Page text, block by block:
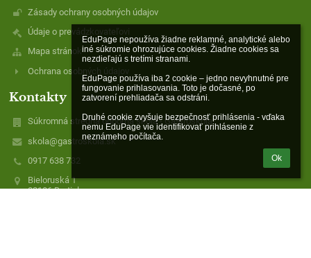
EduPage nepoužíva žiadne reklamné, analytické alebo
iné súkromie ohrozujúce cookies. Žiadne cookies sa
nezdieľajú s tretími stranami.
EduPage používa iba 2 cookie – jedno nevyhnutné pre
fungovanie prihlasovania. Toto je dočasné, po
zatvorení prehliadača sa odstráni.
Druhé cookie zvyšuje bezpečnosť prihlásenia - vďaka
nemu EduPage vie identifikovať prihlásenie z
neznámeho počítača.
Ok
Zásady ochrany osobných údajov
Údaje o prevádzkovateľovi
Mapa stránok
Ochrana osobných údajov
Kontakty
Súkromná stredná odborná škola - Gastroškola
skola@gastroskola.sk
0917 638 732
Bieloruská 1
82106 Bratislava